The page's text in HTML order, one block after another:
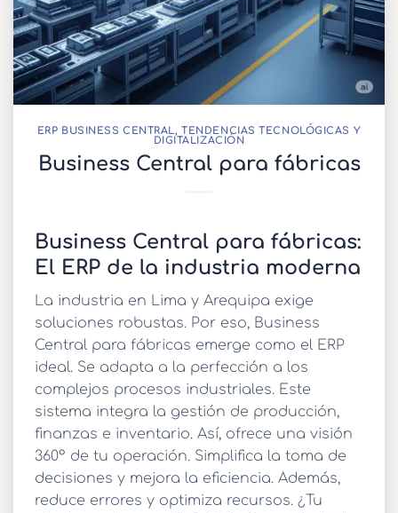
ERP BUSINESS CENTRAL,TENDENCIAS TECNOLÓGICAS Y
DIGITALIZACIÓN
Business Central para fábricas
Business Central para fábricas:
El ERP de la industria moderna
La industria en Lima y Arequipa exige
soluciones robustas. Por eso, Business
Central para fábricas emerge como el ERP
ideal. Se adapta a la perfección a los
complejos procesos industriales. Este
sistema integra la gestión de producción,
finanzas e inventario. Así, ofrece una visión
360° de tu operación. Simplifica la toma de
decisiones y mejora la eficiencia. Además,
reduce errores y optimiza recursos. ¿Tu